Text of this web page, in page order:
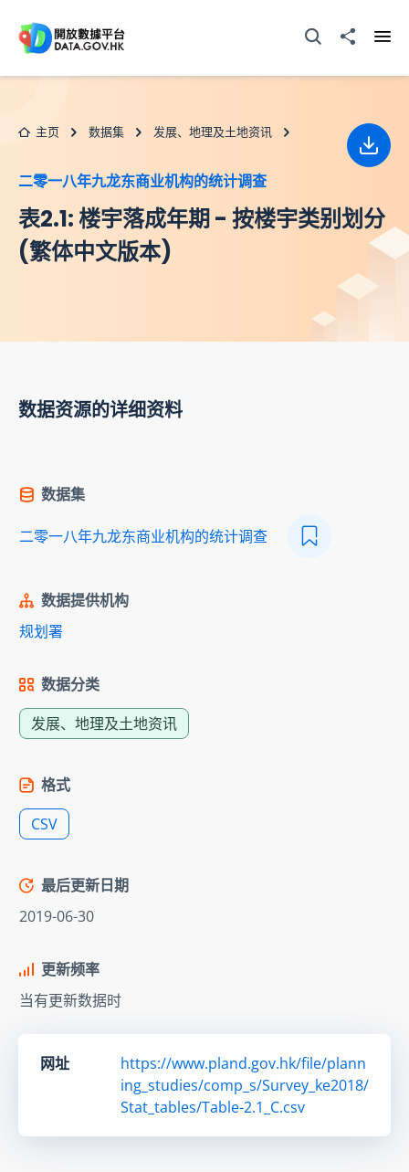
打开搜寻器分享至
主页 数据集 发展、地理及土地资讯
二零一八年九龙东商业机构的统计调查
表2.1: 楼宇落成年期 - 按楼宇类别划分
(繁体中文版本)
下载
数据资源的详细资料
数据集
二零一八年九龙东商业机构的统计调查
数据提供机构
规划署
数据分类
发展、地理及土地资讯
格式
CSV
最后更新日期
2019-06-30
更新频率
当有更新数据时
网址
https://www.pland.gov.hk/file/plann
ing_studies/comp_s/Survey_ke2018/
Stat_tables/Table-2.1_C.csv